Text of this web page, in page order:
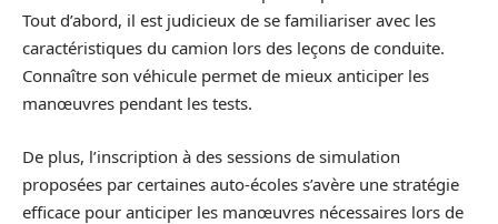
Tout d’abord, il est judicieux de se familiariser avec les
caractéristiques du camion lors des leçons de conduite.
Connaître son véhicule permet de mieux anticiper les
manœuvres pendant les tests.
De plus, l’inscription à des sessions de simulation
proposées par certaines auto-écoles s’avère une stratégie
efficace pour anticiper les manœuvres nécessaires lors de